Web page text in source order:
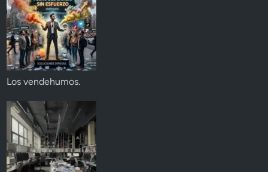
Los vendehumos.